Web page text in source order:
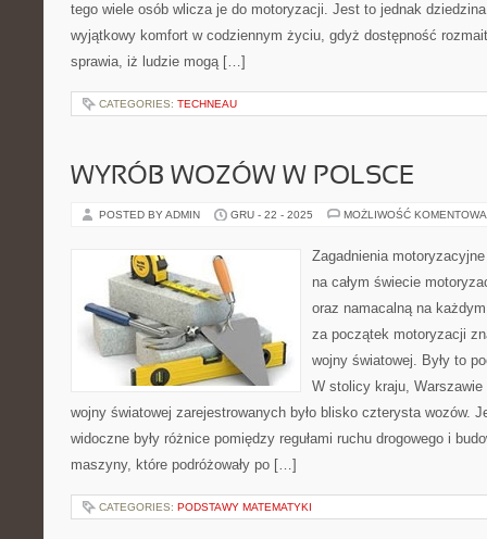
tego wiele osób wlicza je do motoryzacji. Jest to jednak
wyjątkowy komfort w codziennym życiu, gdyż dostępność
sprawia, iż ludzie mogą […]
CATEGORIES: TECHNEAU
WYRÓB WOZÓW W POLSCE
POSTED BY ADMIN GRU - 22 - 2025 MOŻLIWOŚĆ
Zagadnienia
na całym świecie
oraz namacalną na
za początek motoryzacji
wojny światowej. Były to
W stolicy kraju,
wojny światowej zarejestrowanych było blisko czterysta wozów.
widoczne były różnice pomiędzy regułami ruchu drogowego i
maszyny, które podróżowały po […]
CATEGORIES: PODSTAWY MATEMATYKI